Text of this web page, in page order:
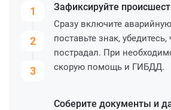
1
2
3
Зафиксируйте
Сразу включите
поставьте знак,
пострадал. При
скорую помощь и ГИБДД.
Соберите документы и